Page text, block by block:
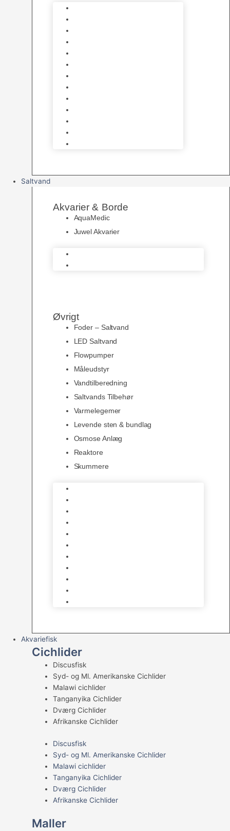
Saltvand
Akvarier & Borde
AquaMedic
Juwel Akvarier
Øvrigt
Foder – Saltvand
LED Saltvand
Flowpumper
Måleudstyr
Vandtilberedning
Saltvands Tilbehør
Varmelegemer
Levende sten & bundlag
Osmose Anlæg
Reaktore
Skummere
Akvariefisk
Cichlider
Discusfisk
Syd- og Ml. Amerikanske Cichlider
Malawi cichlider
Tanganyika Cichlider
Dværg Cichlider
Afrikanske Cichlider
Discusfisk
Syd- og Ml. Amerikanske Cichlider
Malawi cichlider
Tanganyika Cichlider
Dværg Cichlider
Afrikanske Cichlider
Maller